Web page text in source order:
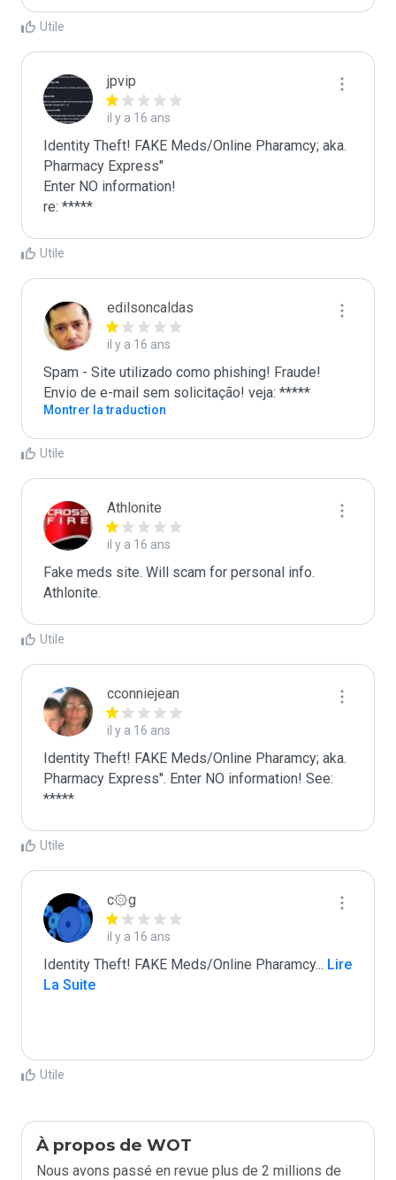
Utile
jpvip
il y a 16 ans
Identity Theft! FAKE Meds/Online Pharamcy; aka.
Pharmacy Express"
Enter NO information!
re: *****
Utile
edilsoncaldas
il y a 16 ans
Spam - Site utilizado como phishing! Fraude!
Envio de e-mail sem solicitação! veja: *****
Montrer la traduction
Utile
Athlonite
il y a 16 ans
Fake meds site. Will scam for personal info.
Athlonite.
Utile
cconniejean
il y a 16 ans
Identity Theft! FAKE Meds/Online Pharamcy; aka.
Pharmacy Express". Enter NO information! See:
*****
Utile
c۞g
il y a 16 ans
Identity Theft! FAKE Meds/Online Pharamcy... Lire
La Suite
Utile
À propos de WOT
Nous avons passé en revue plus de 2 millions de